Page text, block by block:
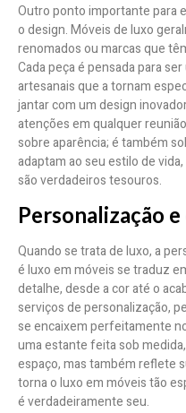
Outro ponto importante para
o design. Móveis de luxo
renomados ou marcas que
Cada peça é pensada para
artesanais que a tornam
jantar com um design
atenções em qualquer
sobre aparência; é também
adaptam ao seu estilo de
são verdadeiros tesouros.
Personalização
Quando se trata de luxo, a
é luxo em móveis se traduz
detalhe, desde a cor até o
serviços de personalização,
se encaixem perfeitamente
uma estante feita sob
espaço, mas também reflete
torna o luxo em móveis tão
é verdadeiramente seu.